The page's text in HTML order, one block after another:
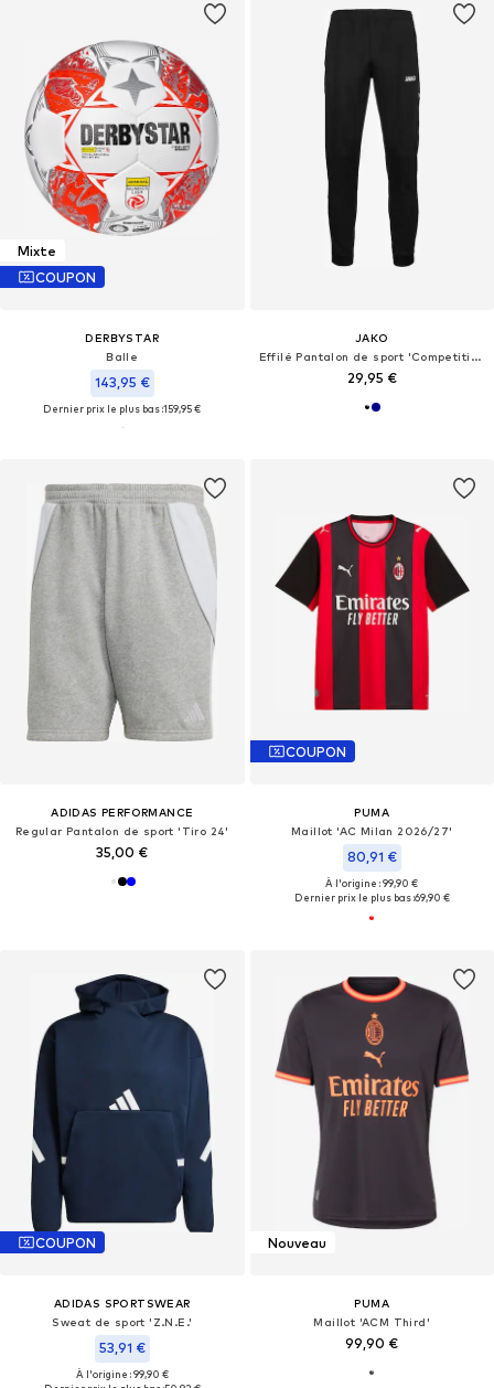
Mixte
COUPON
DERBYSTAR
Balle
143,95 €
Dernier prix le plus bas :159,95 €
JAKO
Effilé Pantalon de sport 'Competition 2.0'
29,95 €
ADIDAS PERFORMANCE
Regular Pantalon de sport 'Tiro 24'
35,00 €
COUPON
PUMA
Maillot 'AC Milan 2026/27'
80,91 €
À l'origine : 99,90 €
Dernier prix le plus bas :69,90 €
COUPON
ADIDAS SPORTSWEAR
Sweat de sport 'Z.N.E.'
53,91 €
À l'origine : 99,90 €
Nouveau
PUMA
Maillot 'ACM Third'
99,90 €